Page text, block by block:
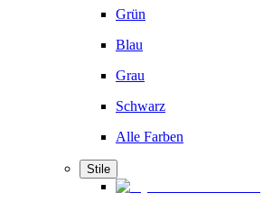
Grün
Blau
Grau
Schwarz
Alle Farben
Stile